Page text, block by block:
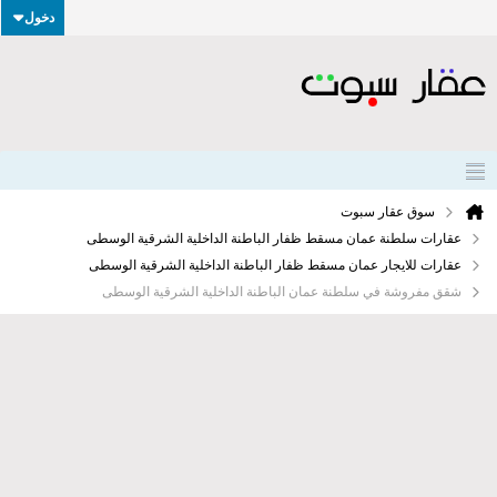
دخول
سوق عقار سبوت
عقارات سلطنة عمان مسقط ظفار الباطنة الداخلية الشرقية الوسطى
عقارات للايجار عمان مسقط ظفار الباطنة الداخلية الشرقية الوسطى
شقق مفروشة في سلطنة عمان الباطنة الداخلية الشرقية الوسطى